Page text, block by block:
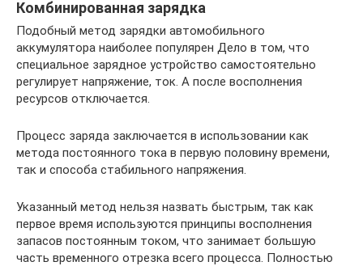
Комбинированная зарядка
Подобный метод зарядки автомобильного
аккумулятора наиболее популярен Дело в том, что
специальное зарядное устройство самостоятельно
регулирует напряжение, ток. А после восполнения
ресурсов отключается.
Процесс заряда заключается в использовании как
метода постоянного тока в первую половину времени,
так и способа стабильного напряжения.
Указанный метод нельзя назвать быстрым, так как
первое время используются принципы восполнения
запасов постоянным током, что занимает большую
часть временного отрезка всего процесса. Полностью